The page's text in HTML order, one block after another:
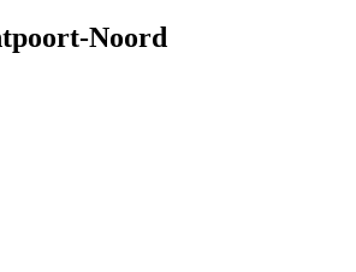
Noord